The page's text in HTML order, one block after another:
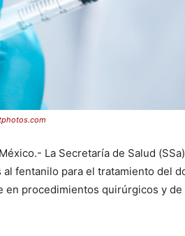
La Secretaría de Salud
al fentanilo para el tratamiento del
en procedimientos quirúrgicos y